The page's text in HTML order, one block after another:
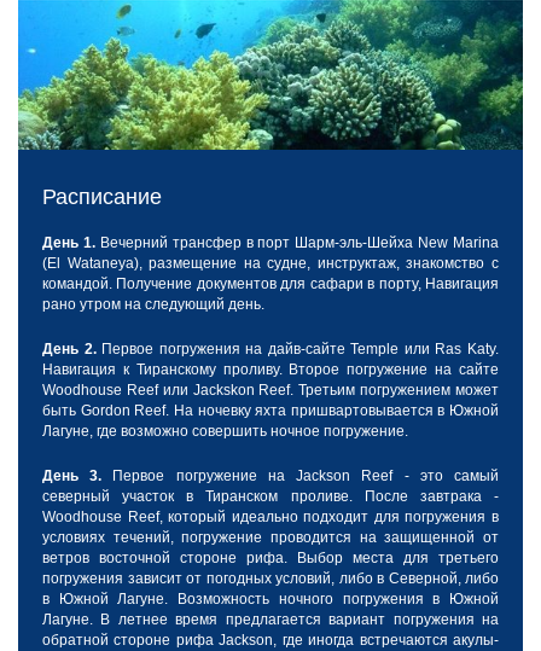
Расписание
День 1.Вечерний трансфер в порт Шарм-эль-Шейха New Marina
(El Wataneya), размещение на судне, инструктаж, знакомство с
командой. Получение документов для сафари в порту, Навигация
рано утром на следующий день.
День 2. Первое погружения на дайв-сайте Temple или Ras Katy.
Навигация к Тиранскому проливу. Второе погружение на сайте
Woodhouse Reef или Jackskon Reef. Третьим погружением может
быть Gordon Reef. На ночевку яхта пришвартовывается в Южной
Лагуне, где возможно совершить ночное погружение.
День 3.
Первое погружение на Jackson Reef - это самый
северный участок в Тиранском проливе. После завтрака -
Woodhouse Reef, который идеально подходит для погружения в
условиях течений, погружение проводится на защищенной от
ветров восточной стороне рифа. Выбор места для третьего
погружения зависит от погодных условий, либо в Северной, либо
в Южной Лагуне. Возможность ночного погружения в Южной
Лагуне. В летнее время предлагается вариант погружения на
обратной стороне рифа Jackson, где иногда встречаются акулы-